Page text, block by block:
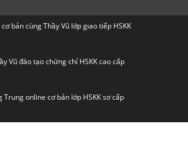
bản cùng Thầy Vũ lớp giao tiếp HSKK
Vũ đào tạo chứng chỉ HSKK cao cấp
online cơ bản lớp HSKK sơ cấp